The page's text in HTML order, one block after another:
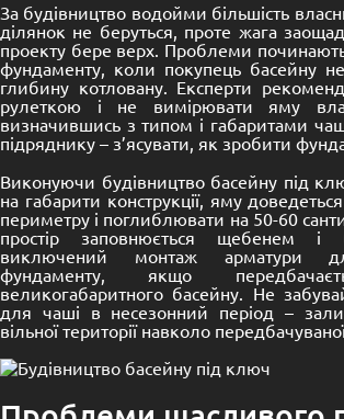
За будівництво водойми більшість
ділянок не беруться, проте жага
проекту бере верх. Проблеми
фундаменту, коли покупець басейну
глибину котловану. Експерти
рулеткою і не вимірювати яму
визначившись з типом і габаритами
підряднику – з’ясувати, як зробити
Виконуючи будівництво басейну під
на габарити конструкції, яму
периметру і поглиблювати на 50-60
простір заповнюється щебенем і
виключений монтаж арматури
фундаменту, якщо
великогабаритного басейну. Не
для чаші в несезонний період –
вільної території навколо